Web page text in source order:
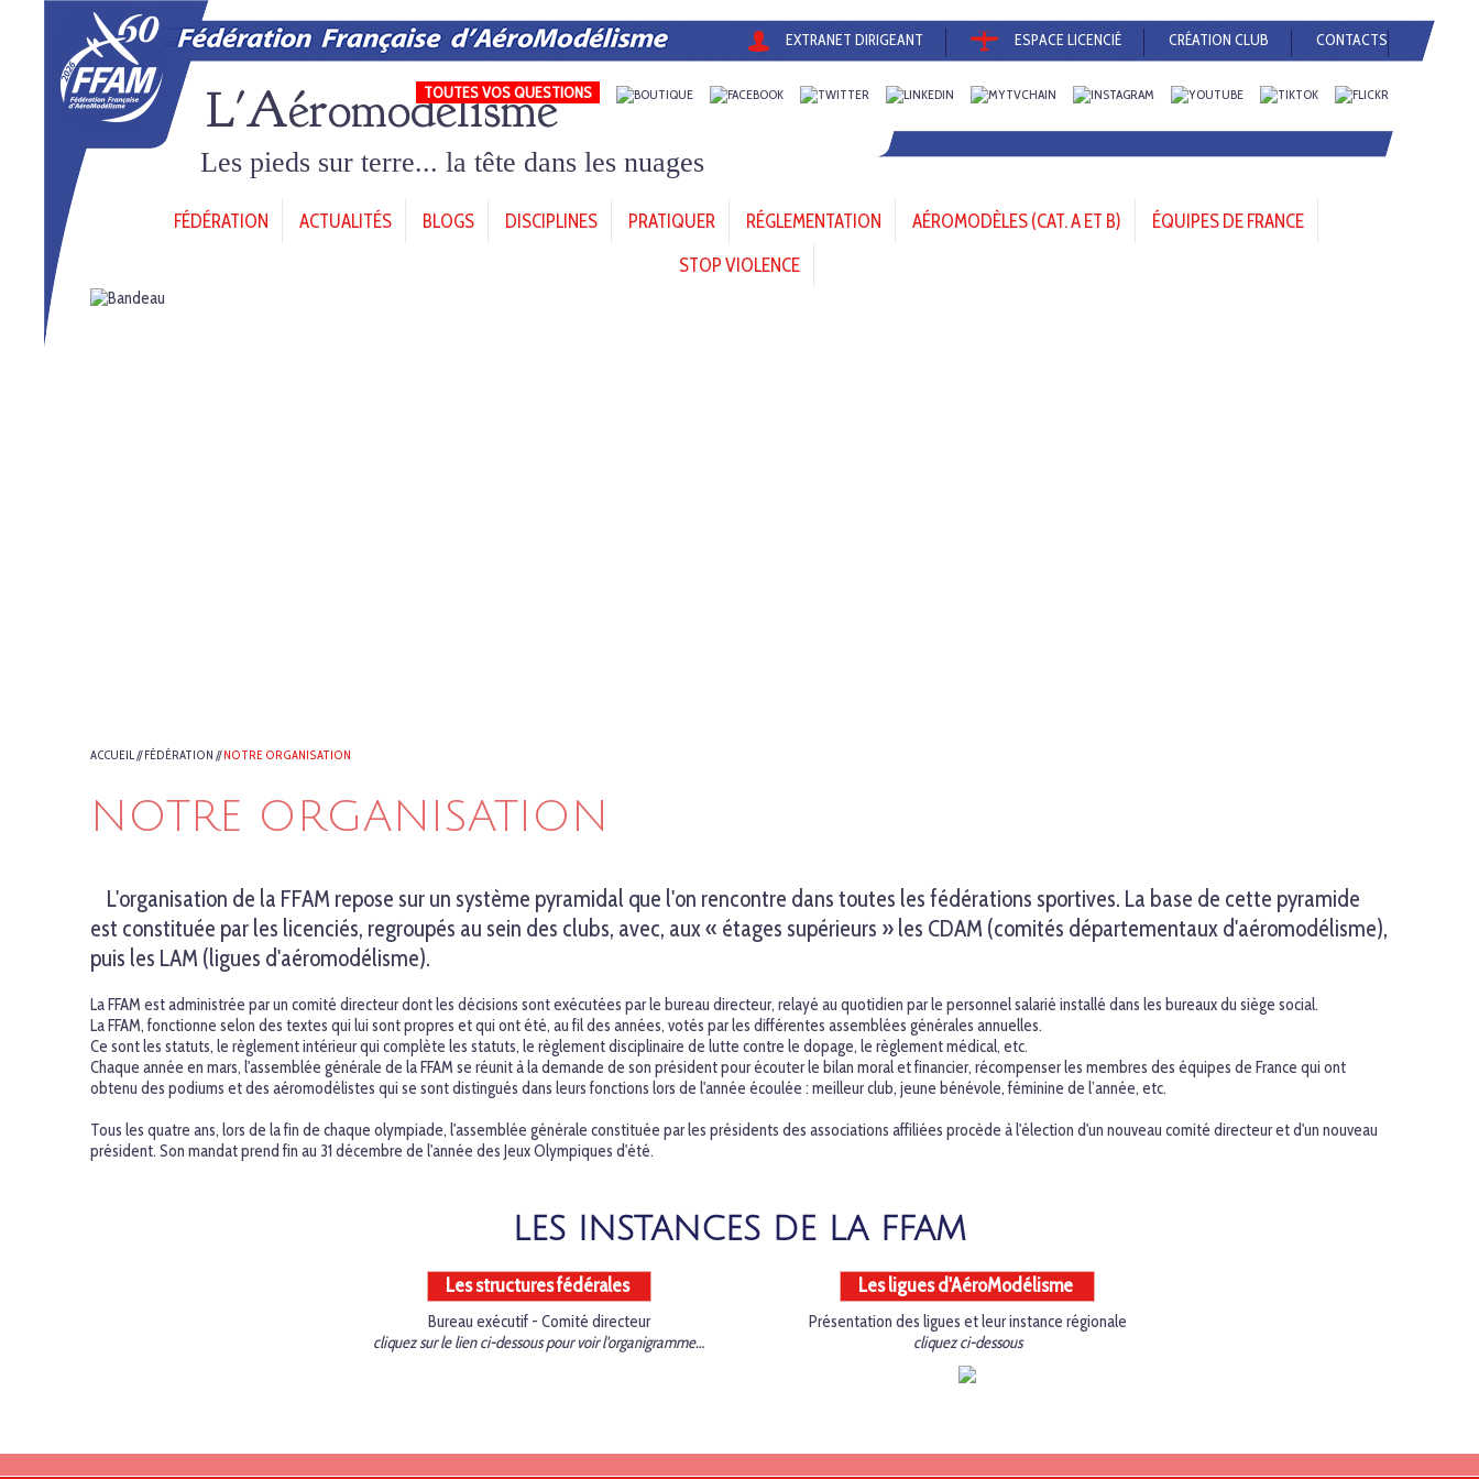
EXTRANET DIRIGEANT ESPACE LICENCIÉ CRÉATION CLUB CONTACTS
TOUTES VOS QUESTIONS
L'Aéromodélisme
Les pieds sur terre... la tête dans les nuages
FÉDÉRATION ACTUALITÉS BLOGS DISCIPLINES PRATIQUER RÉGLEMENTATION AÉROMODÈLES (CAT. A ET B)
ÉQUIPES DE FRANCE
STOP VIOLENCE
ACCUEIL//FÉDÉRATION //NOTRE ORGANISATION
NOTRE ORGANISATION
L'organisation de la FFAM repose sur un système pyramidal que l'on rencontre dans toutes les fédérations sportives. La base de cette pyramide
est constituée par les licenciés, regroupés au sein des clubs, avec, aux « étages supérieurs » les CDAM (comités départementaux d'aéromodélisme),
puis les LAM (ligues d'aéromodélisme).
La FFAM est administrée par un comité directeur dont les décisions sont exécutées par le bureau directeur, relayé au quotidien par le personnel salarié installé dans les bureaux du siège social.
La FFAM, fonctionne selon des textes qui lui sont propres et qui ont été, au fil des années, votés par les différentes assemblées générales annuelles.
Ce sont les statuts, le règlement intérieur qui complète les statuts, le règlement disciplinaire de lutte contre le dopage, le règlement médical, etc.
Chaque année en mars, l'assemblée générale de la FFAM se réunit à la demande de son président pour écouter le bilan moral et financier, récompenser les membres des équipes de France qui ont
obtenu des podiums et des aéromodélistes qui se sont distingués dans leurs fonctions lors de l'année écoulée : meilleur club, jeune bénévole, féminine de l’année, etc.
Tous les quatre ans, lors de la fin de chaque olympiade, l'assemblée générale constituée par les présidents des associations affiliées procède à l'élection d'un nouveau comité directeur et d'un nouveau
président. Son mandat prend fin au 31 décembre de l'année des Jeux Olympiques d'été.
LES INSTANCES DE LA FFAM
Les structures fédérales
Bureau exécutif - Comité directeur
cliquez sur le lien ci-dessous pour voir l'organigramme…
Les ligues d'AéroModélisme
Présentation des ligues et leur instance régionale
cliquez ci-dessous